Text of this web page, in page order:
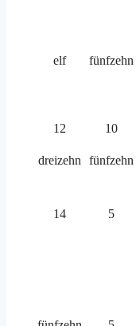
elf fünfzehn
12
10
dreizehn fünfzehn
14 5